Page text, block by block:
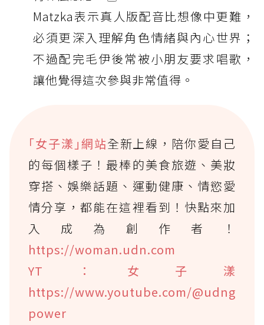
Matzka表示真人版配音比想像中更難，
必須更深入理解角色情緒與內心世界；
不過配完毛伊後常被小朋友要求唱歌，
讓他覺得這次參與非常值得。
｢女子漾｣網站全新上線，陪你愛自己
的每個樣子！最棒的美食旅遊、美妝
穿搭、娛樂話題、運動健康、情慾愛
情分享，都能在這裡看到！快點來加
入成為創作者！
https://woman.udn.com
YT：女子漾
https://www.youtube.com/@udng
power